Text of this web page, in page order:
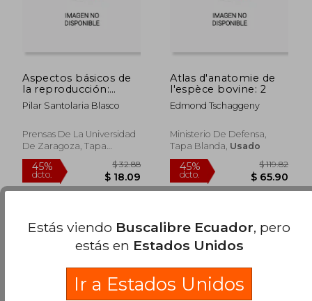
45%
dcto.
Aspectos básicos de
la reproducción:
Mamíferos de interés
zootécnico (Textos
Pilar Santolaria Blasco
Prensas De La Universidad
De Zaragoza, Tapa
Blanda, Nuevo
Atlas d'anatomie de
l'espèce bovine: 2
Edmond Tschaggeny
Ministerio De Defensa,
Tapa Blanda, Usado
Estás viendo Buscalibre Ecuador, pero
estás en Estados Unidos
Ir a Estados Unidos